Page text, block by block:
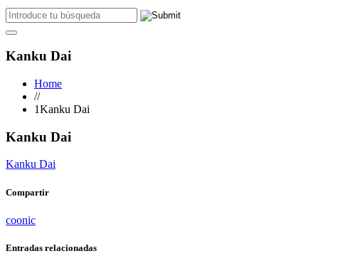
Kanku Dai
Home
//
1Kanku Dai
Kanku Dai
Kanku Dai
Compartir
coonic
Entradas relacionadas